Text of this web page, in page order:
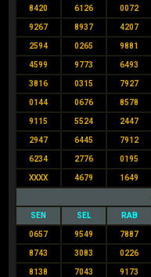
8420 6126 0072
9267 8937 4207
2594 0265 9881
4599 9773 6493
3816 0315 7927
0144 0676 8578
9115 5524 2447
2947 6445 7912
6234 2776 0195
XXXX 4679 1649
SEN SEL RAB
0657 9549 7887
8743 3083 0226
8138 7043 9173